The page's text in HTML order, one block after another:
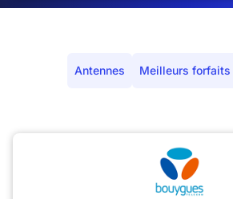
Antennes Meilleurs forfaits